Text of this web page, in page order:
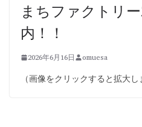
まちファクトリ
内！！
2026年6月16日 omuesa
（画像をクリックすると拡大